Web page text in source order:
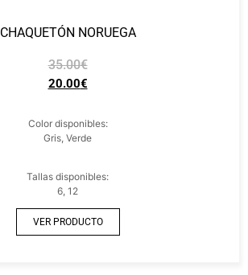
CHAQUETÓN NORUEGA
35.00€
20.00€
Color disponibles:
Gris, Verde
Tallas disponibles:
6, 12
VER PRODUCTO